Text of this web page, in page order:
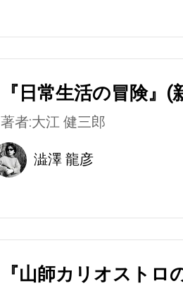
『日常生活の冒険』(
著者:大江 健三郎
澁澤 龍彦
『山師カリオストロ